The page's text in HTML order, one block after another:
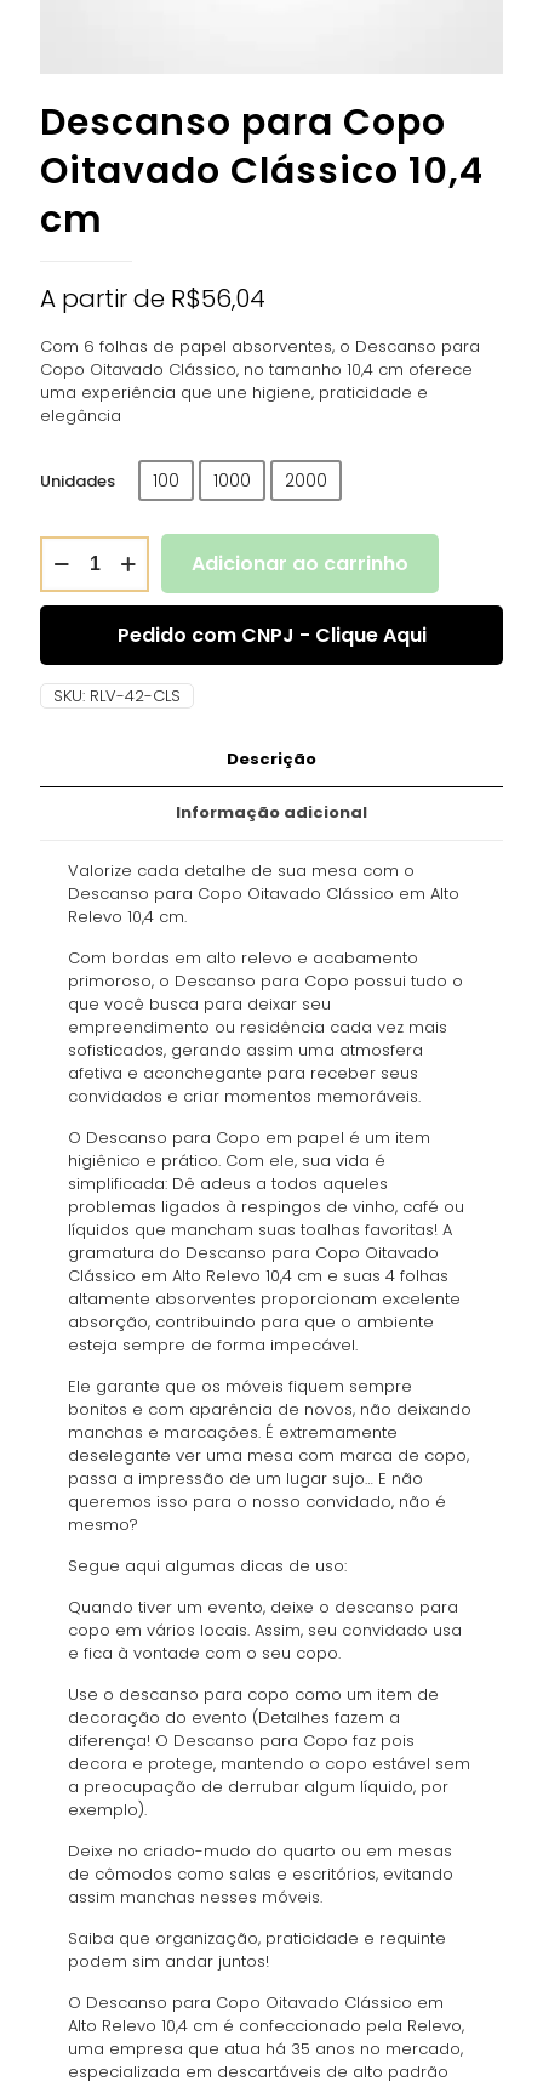
Descanso para Copo
Oitavado Clássico 10,4
cm
A partir de R$56,04
Com 6 folhas de papel absorventes, o Descanso para
Copo Oitavado Clássico, no tamanho 10,4 cm oferece
uma experiência que une higiene, praticidade e
elegância
Unidades 100 1000 2000
Adicionar ao carrinho
Pedido com CNPJ - Clique Aqui
SKU: RLV-42-CLS
Descrição
Informação adicional
Valorize cada detalhe de sua mesa com o
Descanso para Copo Oitavado Clássico em Alto
Relevo 10,4 cm.
Com bordas em alto relevo e acabamento
primoroso, o Descanso para Copo possui tudo o
que você busca para deixar seu
empreendimento ou residência cada vez mais
sofisticados, gerando assim uma atmosfera
afetiva e aconchegante para receber seus
convidados e criar momentos memoráveis.
O Descanso para Copo em papel é um item
higiênico e prático. Com ele, sua vida é
simplificada: Dê adeus a todos aqueles
problemas ligados à respingos de vinho, café ou
líquidos que mancham suas toalhas favoritas! A
gramatura do Descanso para Copo Oitavado
Clássico em Alto Relevo 10,4 cm e suas 4 folhas
altamente absorventes proporcionam excelente
absorção, contribuindo para que o ambiente
esteja sempre de forma impecável.
Ele garante que os móveis fiquem sempre
bonitos e com aparência de novos, não deixando
manchas e marcações. É extremamente
deselegante ver uma mesa com marca de copo,
passa a impressão de um lugar sujo… E não
queremos isso para o nosso convidado, não é
mesmo?
Segue aqui algumas dicas de uso:
Quando tiver um evento, deixe o descanso para
copo em vários locais. Assim, seu convidado usa
e fica à vontade com o seu copo.
Use o descanso para copo como um item de
decoração do evento (Detalhes fazem a
diferença! O Descanso para Copo faz pois
decora e protege, mantendo o copo estável sem
a preocupação de derrubar algum líquido, por
exemplo).
Deixe no criado-mudo do quarto ou em mesas
de cômodos como salas e escritórios, evitando
assim manchas nesses móveis.
Saiba que organização, praticidade e requinte
podem sim andar juntos!
O Descanso para Copo Oitavado Clássico em
Alto Relevo 10,4 cm é confeccionado pela Relevo,
uma empresa que atua há 35 anos no mercado,
especializada em descartáveis de alto padrão